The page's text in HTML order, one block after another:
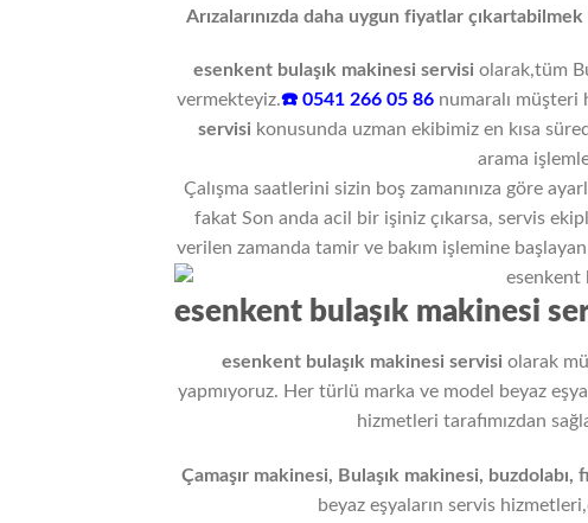
Arızalarınızda daha uygun fiyatlar
esenkent bulaşık makinesi servisi olarak,tüm
vermekteyiz.☎️ 0541 266 05 86numaralı müşteri
servisi konusunda uzman ekibimiz en kısa
arama
Çalışma saatlerini sizin boş zamanınıza göre
fakat Son anda acil bir işiniz çıkarsa, servis
verilen zamanda tamir ve bakım işlemine
esenkent bulaşık makinesi
esenkent bulaşık makinesi servisi olarak
yapmıyoruz. Her türlü marka ve model beyaz
hizmetleri tarafımızdan
Çamaşır makinesi, Bulaşık makinesi,
beyaz eşyaların servis